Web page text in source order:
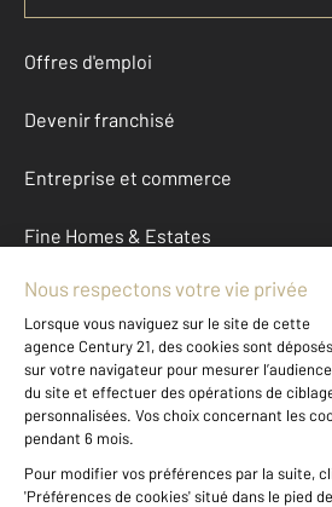
Offres d'emploi
Devenir franchisé
Entreprise et commerce
Fine Homes & Estates
À propos
International
Nous contacter